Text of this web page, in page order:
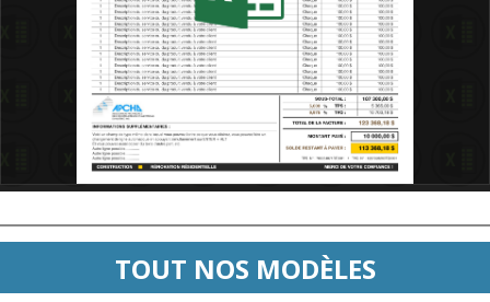
TOUT NOS MODÈLES